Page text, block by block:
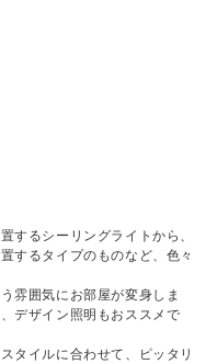
するシーリングライトから、
するタイプのものなど、色々
雰囲気にお部屋が変身しま
デザイン照明もおススメで
タイルに合わせて、ピッタリ